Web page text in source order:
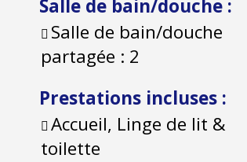
Salle de bain/douche :
Salle de bain/douche
partagée : 2
Prestations incluses :
Accueil, Linge de lit &
toilette